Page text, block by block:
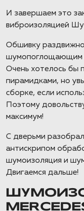
И завершаем это
виброизоляцией
Обшивку
шумопоглощающим
Очень хотелось бы
пирамидками, но
сборке, если
Поэтому
максимум!
С дверьми
антискрипом
шумоизоляция и
Двигаемся дальше!